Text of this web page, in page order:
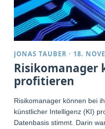
JONAS TAUBER · 18.
Risikomanager
profitieren
Risikomanager können bei
künstlicher Intelligenz (KI)
Datenbasis stimmt. Darin